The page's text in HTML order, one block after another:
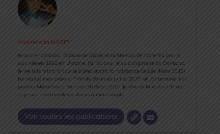
Anastasiia MASIP
Je suis Anastasiia, l'épouse de Cédric et la Maman de notre fils Léo. Je
suis née en 1992 en Ukraine, j'ai 31 ans, je suis originaire du Donbass.
Je me suis mis à la course à pied avant la naissance de Léo (Mars 2018).
J'ai réalisé mon premier Trail de 20km en Juillet 2017, et j'ai terminé mon
premier Marathon à Paris en 3h50 en 2019. Je rêve de faire des Ultras,
et je suis créatrice de contenus à mon compte.
Voir toutes les publications